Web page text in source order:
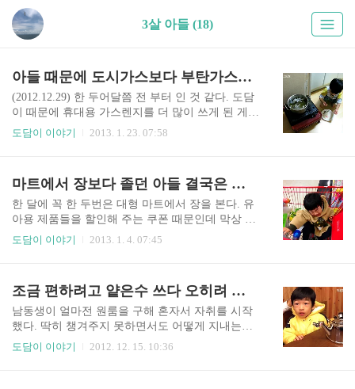
3살 아들 (18)
아들 때문에 도시가스보다 부탄가스를 더 많이 써
(2012.12.29) 한 두어달쯤 전 부터 인 것 같다. 도담
이 때문에 휴대용 가스렌지를 더 많이 쓰게 된 게...
덕분에 도시가스 비용은 적게 나오지만 대신 안사
끓일라 치면 아들에게 허락을 받아야 하는데 냄비
하나 빌리기가 쉽지 않다. 달래고 타이르다 결국은
울리고 마는데 그나마 휴대용 가스렌지에서 요리
를 하면 요리 하는 걸 볼 수 있어서 그런지 잠잠한
편이다. 어묵탕을 끓이려고 멸치 다시마 육수를 만
있으면 썰어놓은 야채들을 슬쩍 가져다 넣기도 한
다. 그런데..
도담이 이야기 2013. 1. 23. 07:58
마트에서 장보다 졸던 아들 결국은 울음 폭발
한 달에 꼭 한 두번은 대형 마트에서 장을 본다. 유
아용 제품들을 할인해 주는 쿠폰 때문인데 막상 가
게 되면 아무래도 예상보다 돈을 더 쓰게 된다. 돈
지 않는 다는 거... 구경하는 재미와 시식 코너의 감
질 맛 나는 재미를 알아버린 듯 ㅋ 그래서 왠만하면
짜증을 내거나 울지 않는다. 하지만 졸음 앞에선 어
쩔 수 없는가보다. 카트에 얌전히 앉아서 꾸벅꾸벅
졸던 도담이가 결국은 울음을 터트리고 말았다. 편
도담이 이야기 2013. 1. 4. 07:45
조금 편하려고 얕은수 쓰다 오히려 아들에게 당하겠어
남동생이 얼마전 원룸을 구해 혼자서 자취를 시작
했다. 딱히 챙겨주지 못하면서도 어떻게 지내는지
궁금해서 며칠전에 다녀왔었다. 지은지 얼마 안된
도담이 이야기 2012. 12. 15. 10:36